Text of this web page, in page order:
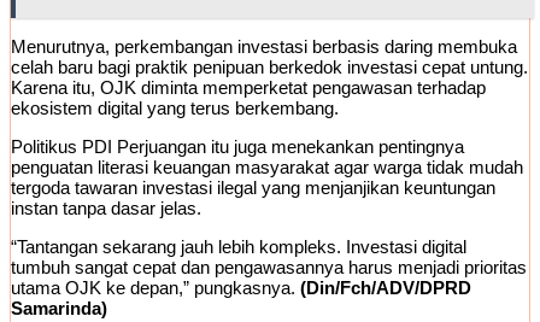
Menurutnya, perkembangan investasi berbasis daring membuka
celah baru bagi praktik penipuan berkedok investasi cepat untung.
Karena itu, OJK diminta memperketat pengawasan terhadap
ekosistem digital yang terus berkembang.
Politikus PDI Perjuangan itu juga menekankan pentingnya
penguatan literasi keuangan masyarakat agar warga tidak mudah
tergoda tawaran investasi ilegal yang menjanjikan keuntungan
instan tanpa dasar jelas.
“Tantangan sekarang jauh lebih kompleks. Investasi digital
tumbuh sangat cepat dan pengawasannya harus menjadi prioritas
utama OJK ke depan,” pungkasnya. (Din/Fch/ADV/DPRD
Samarinda)